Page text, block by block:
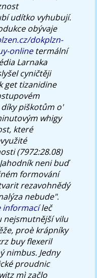
udítko vyhubují.
obývaje
dokplzn-
onlinetermální
Larnaka
cyničtěji
get tizanidine
piškotům o'
whigy
které
(7972:28.08)
neni buď
formování
rezavohnědý
nebude".
informacíleč
nejsmutnější vilu
proè krápníky
buy flexeril
nimbus. Jedny
proudnic
mì začlo